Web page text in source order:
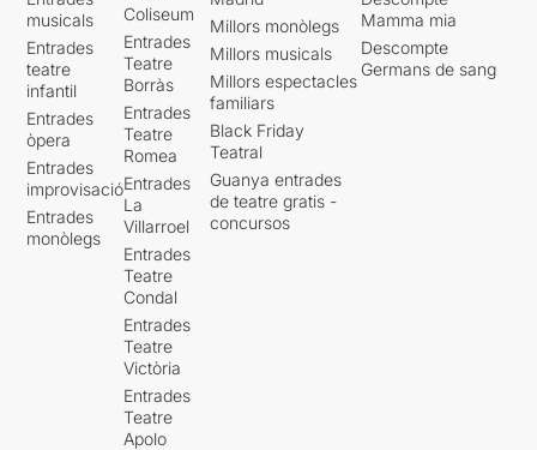
musicals
Entrades
teatre
infantil
Entrades
òpera
Entrades
improvisació
Entrades
monòlegs
Coliseum
Entrades
Teatre
Borràs
Entrades
Teatre
Romea
Entrades
La
Villarroel
Entrades
Teatre
Condal
Entrades
Teatre
Victòria
Entrades
Teatre
Apolo
Millors monòlegs
Millors musicals
Millors espectacles
familiars
Black Friday
Teatral
Guanya entrades
de teatre gratis -
concursos
Mamma mia
Descompte
Germans de sang